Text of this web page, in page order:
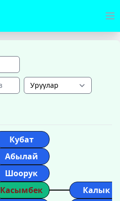
Кубат
Абылай
Шоорук
Касымбек
Калык